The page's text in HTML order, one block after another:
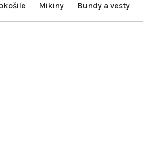
Mikiny Bundy a vesty